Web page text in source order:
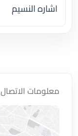
اشاره النسيم
معلومات الاتصال